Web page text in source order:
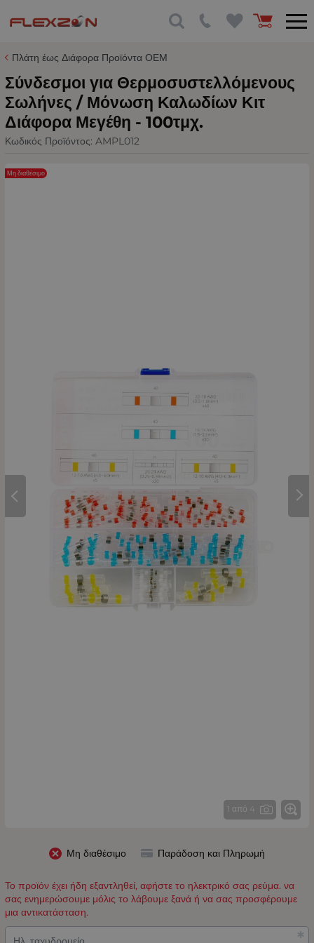
Πλάτη έως Διάφορα Προϊόντα ΟΕΜ
Σύνδεσμοι για Θερμοσυστελλόμενους
Σωλήνες / Μόνωση Καλωδίων Κιτ
Διάφορα Μεγέθη - 100τμχ.
Κωδικός Προϊόντος: AMPL012
1 από 4
Μη διαθέσιμο
Μη διαθέσιμο Παράδοση και Πληρωμή
Το προϊόν έχει ήδη εξαντληθεί, αφήστε το ηλεκτρικό σας ρεύμα. να
σας ενημερώσουμε μόλις το λάβουμε ξανά ή να σας προσφέρουμε
μια αντικατάσταση.